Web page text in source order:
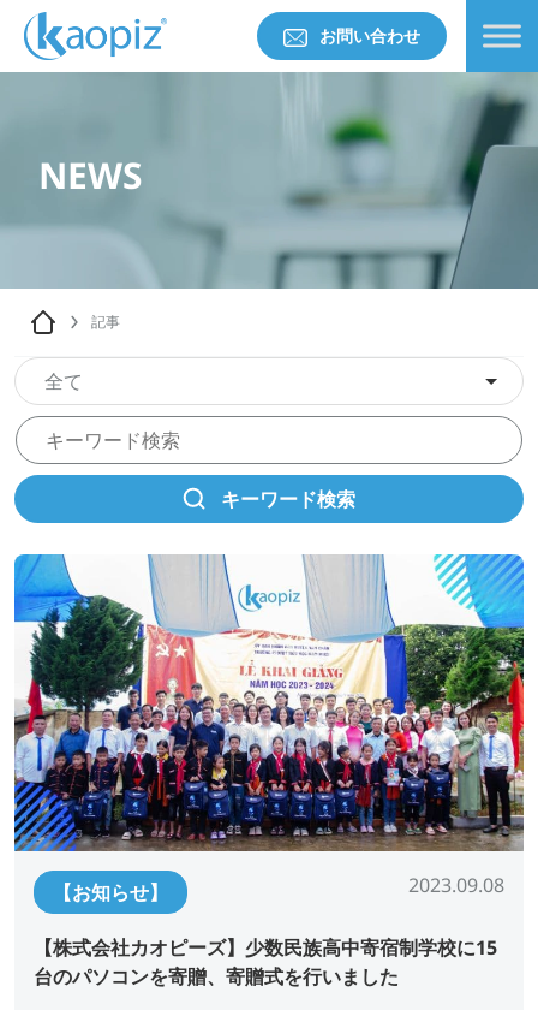
お問い合わせ
NEWS
記事
全て
キーワード検索
【お知らせ】 2023.09.08
【株式会社カオピーズ】少数民族高中寄宿制学校に15
台のパソコンを寄贈、寄贈式を行いました